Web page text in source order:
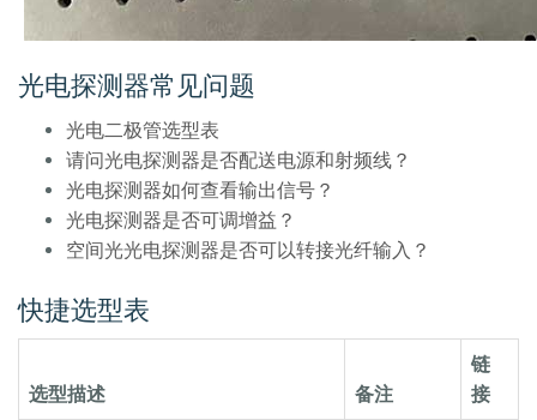
光电探测器常见问题
光电二极管选型表
请问光电探测器是否配送电源和射频线？
光电探测器如何查看输出信号？
光电探测器是否可调增益？
空间光光电探测器是否可以转接光纤输入？
快捷选型表
选型描述 备注
链
接